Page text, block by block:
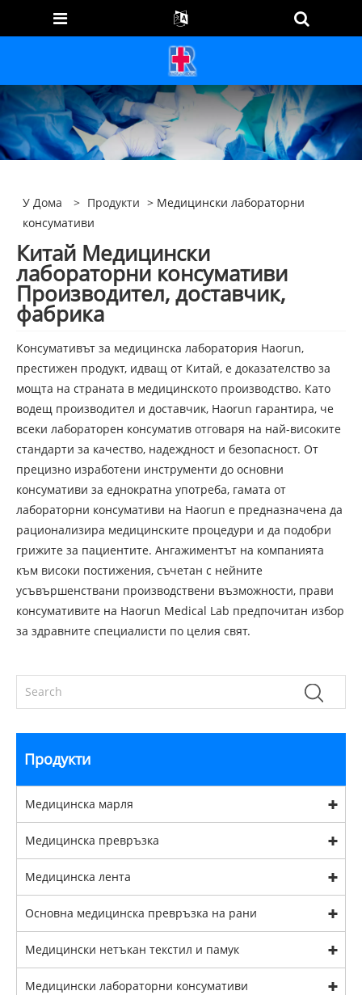
У Дома > Продукти > Медицински лабораторни
консумативи
Китай Медицински
лабораторни консумативи
Производител, доставчик,
фабрика
Консумативът за медицинска лаборатория Haorun,
престижен продукт, идващ от Китай, е доказателство за
мощта на страната в медицинското производство. Като
водещ производител и доставчик, Haorun гарантира, че
всеки лабораторен консуматив отговаря на най-високите
стандарти за качество, надеждност и безопасност. От
прецизно изработени инструменти до основни
консумативи за еднократна употреба, гамата от
лабораторни консумативи на Haorun е предназначена да
рационализира медицинските процедури и да подобри
грижите за пациентите. Ангажиментът на компанията
към високи постижения, съчетан с нейните
усъвършенствани производствени възможности, прави
консумативите на Haorun Medical Lab предпочитан избор
за здравните специалисти по целия свят.
Продукти
Медицинска марля
Медицинска превръзка
Медицинска лента
Основна медицинска превръзка на рани
Медицински нетъкан текстил и памук
Медицински лабораторни консумативи